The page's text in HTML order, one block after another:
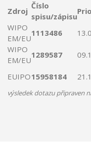
Zdroj
Číslo
spisu/zápisu
WIPO
EM/EU
1113486
WIPO
EM/EU
1289587
EUIPO15958184
výsledek dotazu připraven